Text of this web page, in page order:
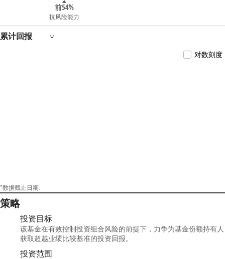
前54%
抗风险能力
累计回报
对数刻度
*数据截止日期:
策略
投资目标
该基金在有效控制投资组合风险的前提下，力争为基金份额持有人
获取超越业绩比较基准的投资回报。
投资范围